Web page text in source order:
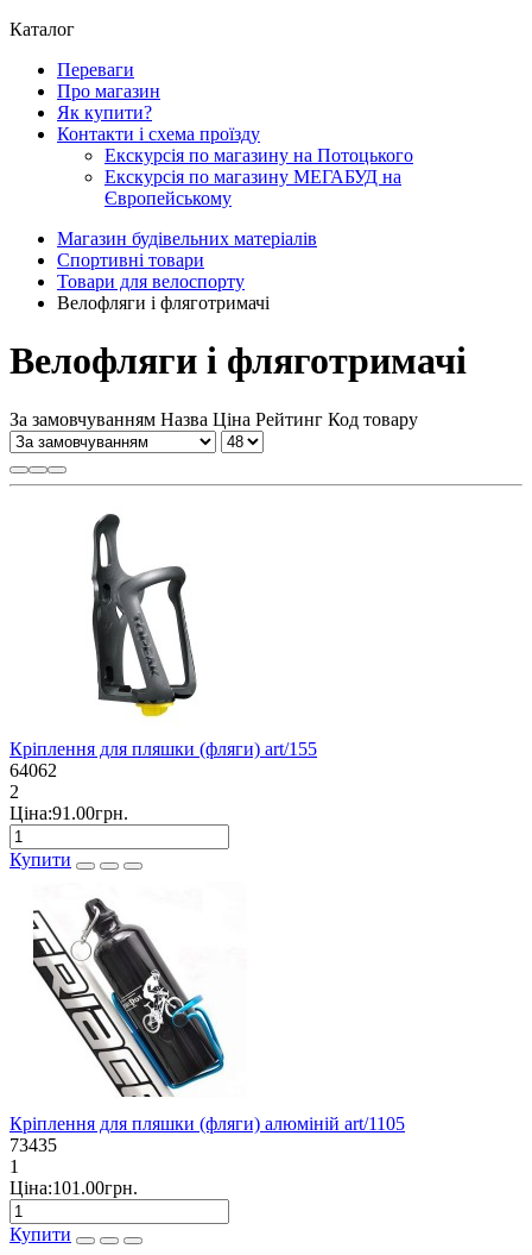
Каталог
Переваги
Про магазин
Як купити?
Контакти і схема проїзду
Екскурсія по магазину на Потоцького
Екскурсія по магазину МЕГАБУД на
Європейському
Магазин будівельних матеріалів
Спортивні товари
Товари для велоспорту
Велофляги і фляготримачі
Велофляги і фляготримачі
За замовчуванням Назва Ціна Рейтинг Код товару
Кріплення для пляшки (фляги) art/155
64062
2
Ціна:91.00грн.
Купити
Кріплення для пляшки (фляги) алюміній art/1105
73435
1
Ціна:101.00грн.
Купити